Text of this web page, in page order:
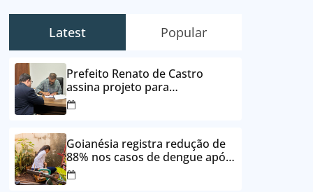
Latest Popular
Prefeito Renato de Castro
assina projeto para
desbloqueio de contas e
parcelamento de dívidas em até
Goianésia registra redução de
88% nos casos de dengue após
ações de prevenção da
Prefeitura